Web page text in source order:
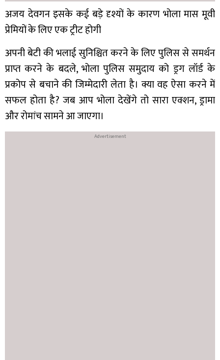
अजय देवगन इसके कई बड़े दृश्यों के कारण भोला मास मूवी
प्रेमियों के लिए एक ट्रीट होगी
अपनी बेटी की भलाई सुनिश्चित करने के लिए पुलिस से समर्थन
प्राप्त करने के बदले, भोला पुलिस समुदाय को ड्रग लॉर्ड के
प्रकोप से बचाने की जिम्मेदारी लेता है। क्या वह ऐसा करने में
सफल होता है? जब आप भोला देखेंगे तो सारा एक्शन, ड्रामा
और रोमांच सामने आ जाएगा।